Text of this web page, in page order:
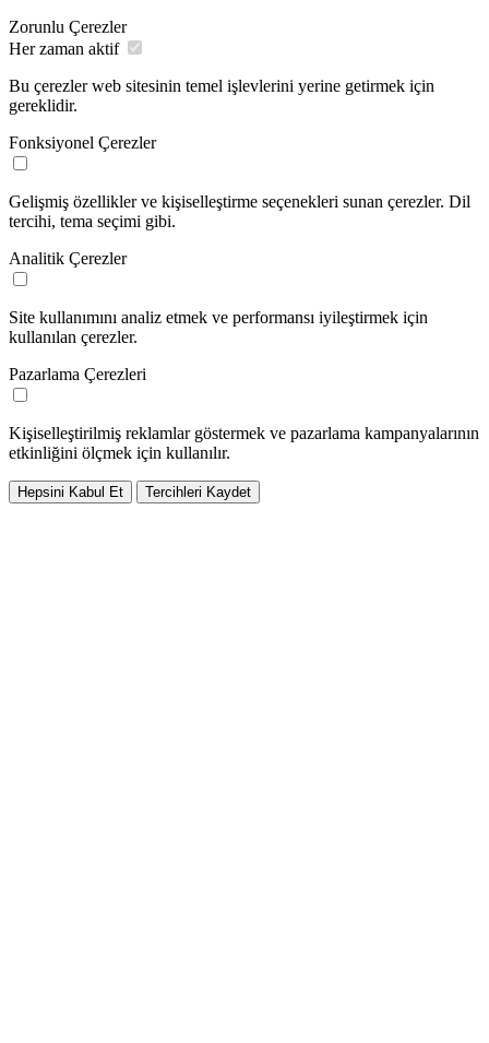
Zorunlu Çerezler
Her zaman aktif
Bu çerezler web sitesinin temel işlevlerini yerine getirmek için
gereklidir.
Fonksiyonel Çerezler
Gelişmiş özellikler ve kişiselleştirme seçenekleri sunan çerezler. Dil
tercihi, tema seçimi gibi.
Analitik Çerezler
Site kullanımını analiz etmek ve performansı iyileştirmek için
kullanılan çerezler.
Pazarlama Çerezleri
Kişiselleştirilmiş reklamlar göstermek ve pazarlama kampanyalarının
etkinliğini ölçmek için kullanılır.
Hepsini Kabul Et Tercihleri Kaydet